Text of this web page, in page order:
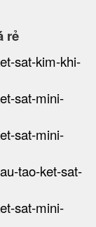
rẻ
sat-kim-khi-
sat-mini-
sat-mini-
tao-ket-sat-
sat-mini-